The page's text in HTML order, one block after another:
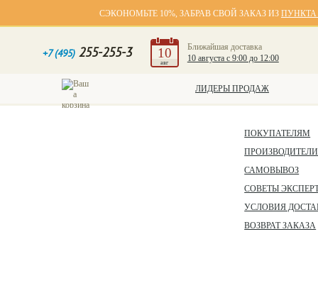
СЭКОНОМЬТЕ 10%, ЗАБРАВ СВОЙ ЗАКАЗ ИЗ
+7 (495) 255-255-3 10
авг
Ближайшая доставка
10 августа с 9:00 до 12:00
ЛИДЕРЫ ПРОДАЖ
ПОКУПАТЕЛЯМ
ПРОИЗВОДИТЕЛИ
САМОВЫВОЗ
СОВЕТЫ
УСЛОВИЯ
ВОЗВРАТ ЗАКАЗА